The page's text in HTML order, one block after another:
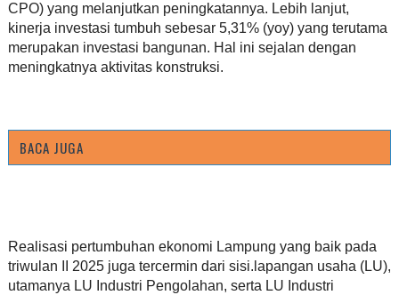
CPO) yang melanjutkan peningkatannya. Lebih lanjut,
kinerja investasi tumbuh sebesar 5,31% (yoy) yang terutama
merupakan investasi bangunan. Hal ini sejalan dengan
meningkatnya aktivitas konstruksi.
BACA JUGA
Realisasi pertumbuhan ekonomi Lampung yang baik pada
triwulan II 2025 juga tercermin dari sisi.lapangan usaha (LU),
utamanya LU Industri Pengolahan, serta LU Industri